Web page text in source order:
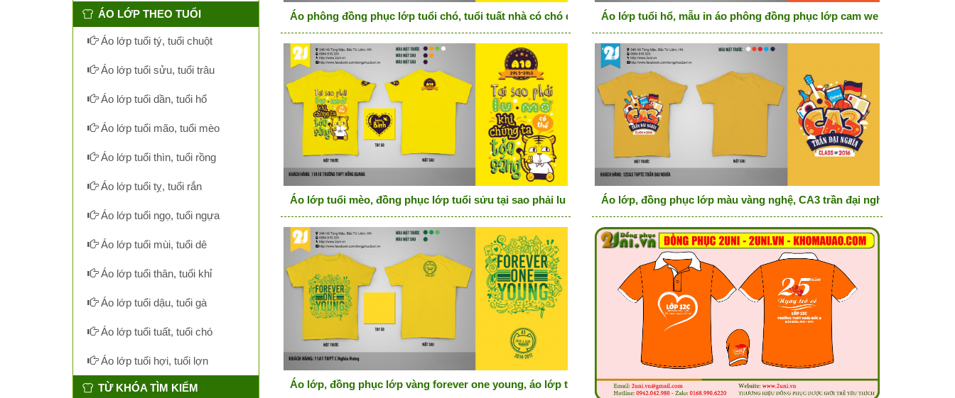
Áo phông đồng phục lớp tuổi chó, tuổi tuất nhà có chó dữ Áo lớp tuổi hổ, mẫu in áo phông đồng phục lớp cam we are supper
Áo lớp tuổi mèo, đồng phục lớp tuổi sửu tại sao phải lu mờ Áo lớp, đồng phục lớp màu vàng nghệ, CA3 trần đại nghĩa
Áo lớp, đồng phục lớp vàng forever one young, áo lớp tuổi mèo
ÁO LỚP THEO TUỔI
Áo lớp tuổi tý, tuổi chuột
Áo lớp tuổi sửu, tuổi trâu
Áo lớp tuổi dần, tuổi hổ
Áo lớp tuổi mão, tuổi mèo
Áo lớp tuổi thìn, tuổi rồng
Áo lớp tuổi tỵ, tuổi rắn
Áo lớp tuổi ngọ, tuổi ngựa
Áo lớp tuổi mùi, tuổi dê
Áo lớp tuổi thân, tuổi khỉ
Áo lớp tuổi dậu, tuổi gà
Áo lớp tuổi tuất, tuổi chó
Áo lớp tuổi hợi, tuổi lợn
TỪ KHÓA TÌM KIẾM